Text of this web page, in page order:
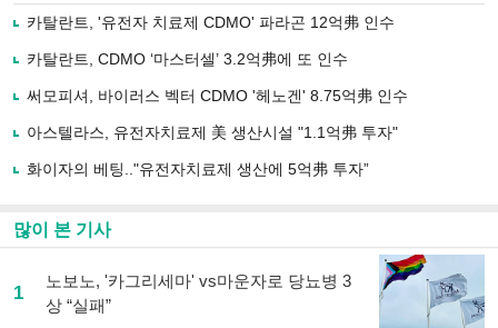
로
사
유
기
카탈란트, '유전자 치료제 CDMO' 파라곤 12억弗 인수
카탈란트, CDMO ‘마스터셀’ 3.2억弗에 또 인수
써모피셔, 바이러스 벡터 CDMO '헤노겐' 8.75억弗 인수
아스텔라스, 유전자치료제 美 생산시설 "1.1억弗 투자"
화이자의 베팅.."유전자치료제 생산에 5억弗 투자”
많이 본 기사
1
노보노, '카그리세마' vs마운자로 당뇨병 3
상 “실패”